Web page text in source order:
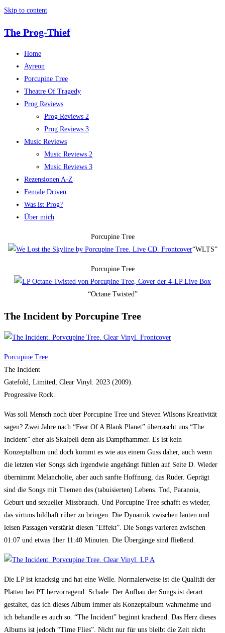
Skip to content
The Prog-Thief
Home
Ayreon
Porcupine Tree
Theatre Of Tragedy
Prog Reviews
Prog Reviews 2
Prog Reviews 3
Music Reviews
Music Reviews 2
Music Reviews 3
Rezensionen A-Z
Female Driven
Was ist Prog?
Über mich
Porcupine Tree
“WLTS”
Porcupine Tree
“Octane Twisted”
The Incident by Porcupine Tree
Porcupine Tree
The Incident
Gatefold, Limited, Clear Vinyl. 2023 (2009).
Progressive Rock.
Was soll Mensch noch über Porcupine Tree und Steven Wilsons Kreativität
sagen? Zwei Jahre nach “Fear Of A Blank Planet” überrascht uns “The
Incident” eher als Skalpell denn als Dampfhammer. Es ist kein
Konzeptalbum und doch kommt es wie aus einem Guss daher, auch wenn
die letzten vier Songs sich irgendwie angehängt fühlen auf Seite D. Wieder
übernimmt Melancholie, aber auch sanfte Hoffnung, das Ruder. Geprägt
sind die Songs mit Themen des (tabuisierten) Lebens. Tod, Paranoia,
Geburt und sexueller Missbrauch. Und Porcupine Tree schafft es wieder,
das virtuos bildhaft rüber zu bringen. Die Dynamik zwischen lauten und
leisen Passagen verstärkt diesen “Effekt”. Die Songs varieren zwischen
01:07 und etwas über 11:40 Minuten. Die Übergänge sind fließend.
Die LP ist knacksig und hat eine Welle. Normalerweise ist die Qualität der
Platten bei PT hervorragend. Schade. Der Aufbau der Songs ist derart
gestaltet, das ich dieses Album immer als Konzeptalbum wahrnehme und
ich behandle es auch so. “The Incident” beginnt krachend. Das Herz dieses
Albums ist jedoch “Time Flies”. Nicht nur für uns bleibt die Zeit nicht